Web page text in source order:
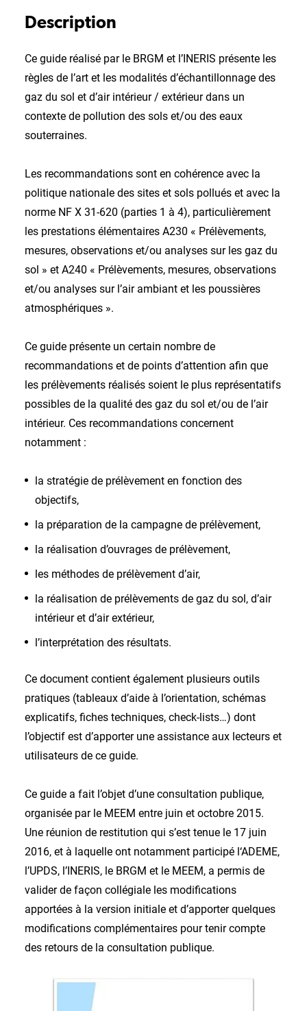
Description
Ce guide réalisé par le BRGM et l’INERIS présente les
règles de l’art et les modalités d’échantillonnage des
gaz du sol et d’air intérieur / extérieur dans un
contexte de pollution des sols et/ou des eaux
souterraines.
Les recommandations sont en cohérence avec la
politique nationale des sites et sols pollués et avec la
norme NF X 31-620 (parties 1 à 4), particulièrement
les prestations élémentaires A230 « Prélèvements,
mesures, observations et/ou analyses sur les gaz du
sol » et A240 « Prélèvements, mesures, observations
et/ou analyses sur l’air ambiant et les poussières
atmosphériques ».
Ce guide présente un certain nombre de
recommandations et de points d’attention afin que
les prélèvements réalisés soient le plus représentatifs
possibles de la qualité des gaz du sol et/ou de l’air
intérieur. Ces recommandations concernent
notamment :
la stratégie de prélèvement en fonction des
objectifs,
la préparation de la campagne de prélèvement,
la réalisation d’ouvrages de prélèvement,
les méthodes de prélèvement d’air,
la réalisation de prélèvements de gaz du sol, d’air
intérieur et d’air extérieur,
l’interprétation des résultats.
Ce document contient également plusieurs outils
pratiques (tableaux d’aide à l’orientation, schémas
explicatifs, fiches techniques, check-lists…) dont
l’objectif est d’apporter une assistance aux lecteurs et
utilisateurs de ce guide.
Ce guide a fait l’objet d’une consultation publique,
organisée par le MEEM entre juin et octobre 2015.
Une réunion de restitution qui s’est tenue le 17 juin
2016, et à laquelle ont notamment participé l‘ADEME,
l’UPDS, l’INERIS, le BRGM et le MEEM, a permis de
valider de façon collégiale les modifications
apportées à la version initiale et d’apporter quelques
modifications complémentaires pour tenir compte
des retours de la consultation publique.